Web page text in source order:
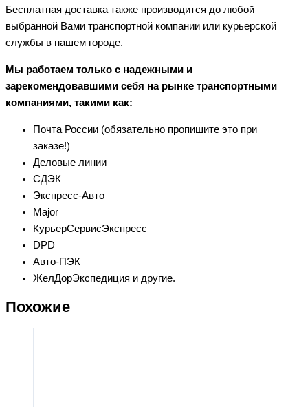
Бесплатная доставка также производится до любой
выбранной Вами транспортной компании или курьерской
службы в нашем городе.
Мы работаем только с надежными и
зарекомендовавшими себя на рынке транспортными
компаниями, такими как:
Почта России (обязательно пропишите это при
заказе!)
Деловые линии
СДЭК
Экспресс-Авто
Major
КурьерСервисЭкспресс
DPD
Авто-ПЭК
ЖелДорЭкспедиция и другие.
Похожие